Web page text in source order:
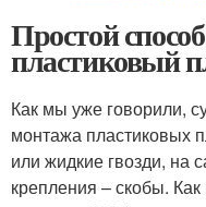
Простой
пластиковый
Как мы уже говорили,
монтажа пластиковых
или жидкие гвозди, на
крепления – скобы. Как